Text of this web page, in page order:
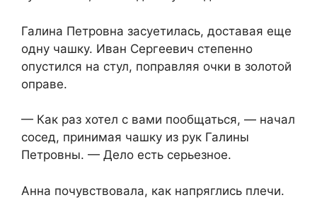
Галина Петровна засуетилась, доставая еще
одну чашку. Иван Сергеевич степенно
опустился на стул, поправляя очки в золотой
оправе.
— Как раз хотел с вами пообщаться, — начал
сосед, принимая чашку из рук Галины
Петровны. — Дело есть серьезное.
Анна почувствовала, как напряглись плечи.